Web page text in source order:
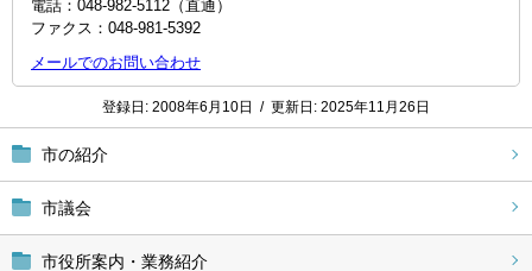
市の紹介
市議会
市役所案内・業務紹介
電話：048‐982‐5112（直通）
ファクス：048-981-5392
メールでのお問い合わせ
登録日: 2008年6月10日 / 更新日: 2025年11月26日